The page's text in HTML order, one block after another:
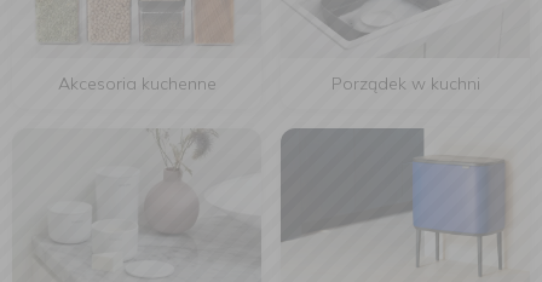
Akcesoria kuchenne Porządek w kuchni